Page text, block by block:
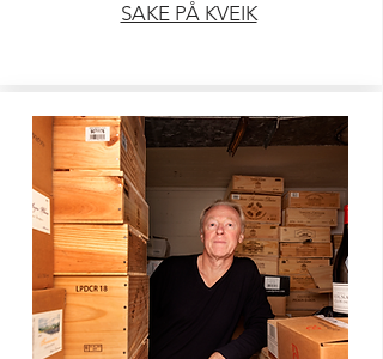
SAKE PÅ KVEIK